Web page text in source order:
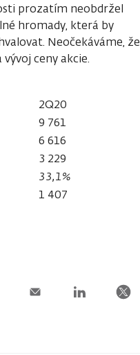
prozatím neobdržel
hromady, která by
Neočekáváme, že
ceny akcie.
2Q20
9 761
6 616
3 229
33,1%
1 407